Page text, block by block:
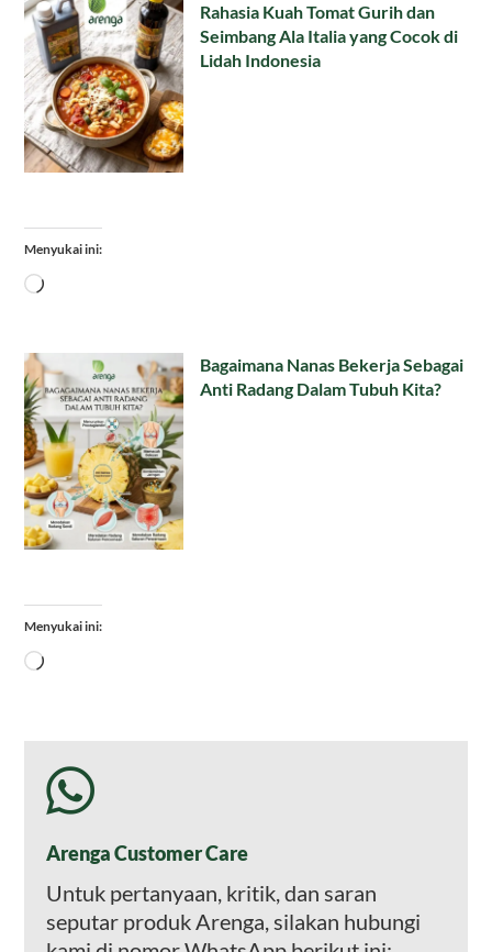
Rahasia Kuah Tomat Gurih dan
Seimbang Ala Italia yang Cocok di
Lidah Indonesia
Menyukai ini:
Memuat...
Bagaimana Nanas Bekerja Sebagai
Anti Radang Dalam Tubuh Kita?
Menyukai ini:
Memuat...
Arenga Customer Care
Untuk pertanyaan, kritik, dan saran
seputar produk Arenga, silakan hubungi